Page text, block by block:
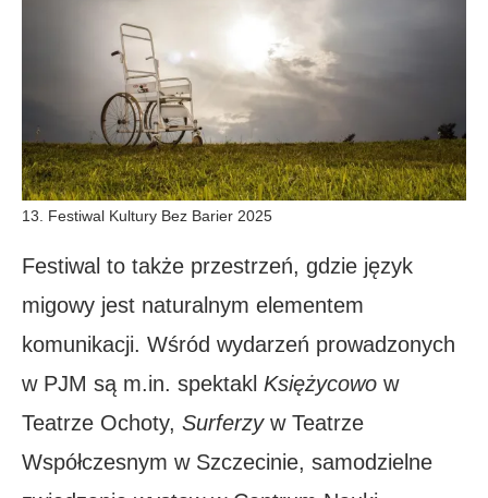
13. Festiwal Kultury Bez Barier 2025
Festiwal to także przestrzeń, gdzie język
migowy jest naturalnym elementem
komunikacji. Wśród wydarzeń prowadzonych
w PJM są m.in. spektakl Księżycowo w
Teatrze Ochoty, Surferzyw Teatrze
Współczesnym w Szczecinie, samodzielne